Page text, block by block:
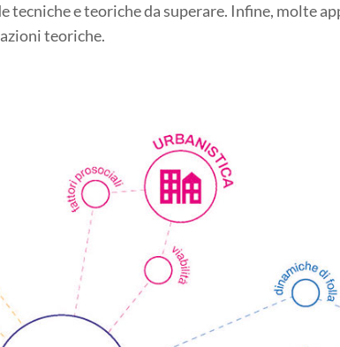
tecniche e teoriche da superare. Infine, molte
teoriche.